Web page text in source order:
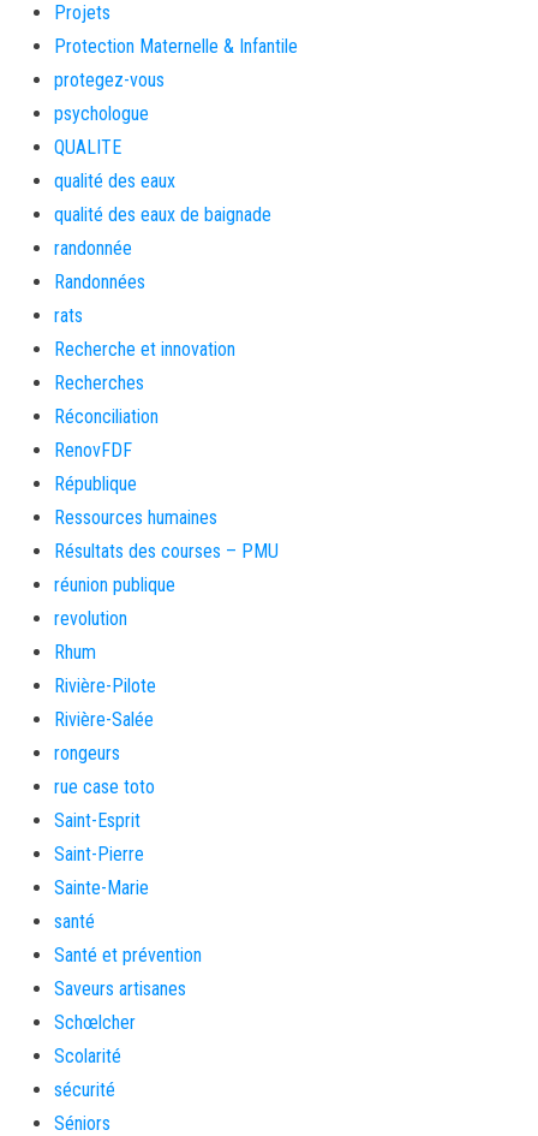
Projets
Protection Maternelle & Infantile
protegez-vous
psychologue
QUALITE
qualité des eaux
qualité des eaux de baignade
randonnée
Randonnées
rats
Recherche et innovation
Recherches
Réconciliation
RenovFDF
République
Ressources humaines
Résultats des courses – PMU
réunion publique
revolution
Rhum
Rivière-Pilote
Rivière-Salée
rongeurs
rue case toto
Saint-Esprit
Saint-Pierre
Sainte-Marie
santé
Santé et prévention
Saveurs artisanes
Schœlcher
Scolarité
sécurité
Séniors